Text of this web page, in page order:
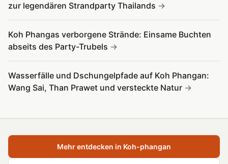
zur legendären Strandparty Thailands
Koh Phangas verborgene Strände: Einsame Buchten
abseits des Party-Trubels
Wasserfälle und Dschungelpfade auf Koh Phangan:
Wang Sai, Than Prawet und versteckte Natur
Mehr entdecken in Koh-phangan